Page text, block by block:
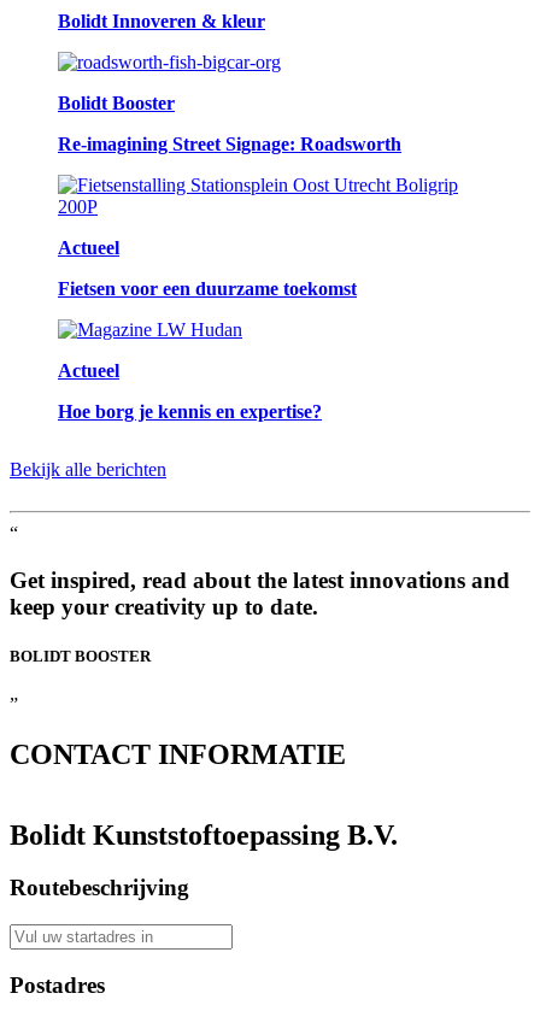
Bolidt Innoveren & kleur
Bolidt Booster
Re-imagining Street Signage: Roadsworth
Actueel
Fietsen voor een duurzame toekomst
Actueel
Hoe borg je kennis en expertise?
Bekijk alle berichten
“
Get inspired, read about the latest innovations and
keep your creativity up to date.
BOLIDT BOOSTER
”
CONTACT INFORMATIE
Bolidt Kunststoftoepassing B.V.
Routebeschrijving
Postadres